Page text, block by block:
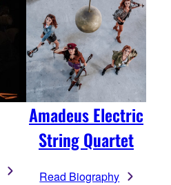
Amadeus Electric
String Quartet
Read Biography